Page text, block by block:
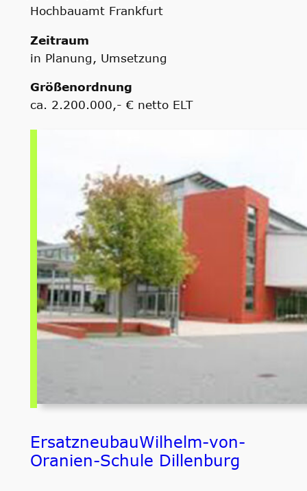
Hochbauamt Frankfurt
Zeitraum
in Planung, Umsetzung
Größenordnung
ca. 2.200.000,- € netto ELT
ErsatzneubauWilhelm-von-
Oranien-Schule Dillenburg